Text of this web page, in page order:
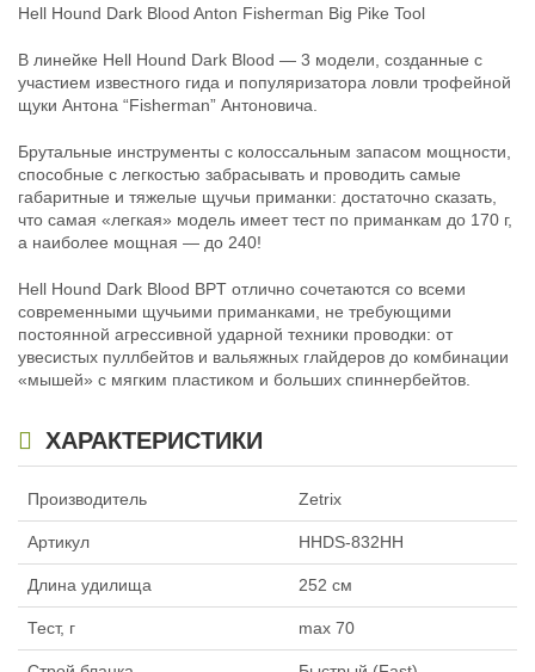
Кастинг Zetrix Hell Hound Dark
Blood HHDC-762BPT Anton
Fisherman - Big Pike Tool 2,29м
28 690₽
Длина удилища:229 см
Тест, г:max 170
Кастинговое
Кастинг Zetrix Hell Hound Dark
Blood HHDC-822SBE 2,5м max 140
Тест, г:max 140
Тип удилища: Кастинговое
Hell Hound Dark Blood Anton Fisherman Big Pike Tool
В линейке Hell Hound Dark Blood — 3 модели, созданные с
участием известного гида и популяризатора ловли трофейной
щуки Антона “Fisherman” Антоновича.
Брутальные инструменты с колоссальным запасом мощности,
способные с легкостью забрасывать и проводить самые
габаритные и тяжелые щучьи приманки: достаточно сказать,
что самая «легкая» модель имеет тест по приманкам до 170 г,
а наиболее мощная — до 240!
Hell Hound Dark Blood BPT отлично сочетаются со всеми
современными щучьими приманками, не требующими
постоянной агрессивной ударной техники проводки: от
увесистых пуллбейтов и вальяжных глайдеров до комбинации
«мышей» с мягким пластиком и больших спиннербейтов.
ХАРАКТЕРИСТИКИ
Производитель Zetrix
Артикул HHDS-832HH
Длина удилища 252 см
Тест, г max 70